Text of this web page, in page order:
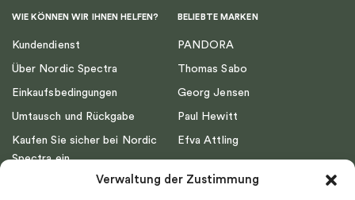
Verwaltung der Zustimmung
WIE KÖNNEN WIR IHNEN HELFEN?
Kundendienst
Über Nordic Spectra
Einkaufsbedingungen
Umtausch und Rückgabe
Kaufen Sie sicher bei Nordic
Spectra ein
BELIEBTE MARKEN
PANDORA
Thomas Sabo
Georg Jensen
Paul Hewitt
Efva Attling
Drakenberg Sjölin